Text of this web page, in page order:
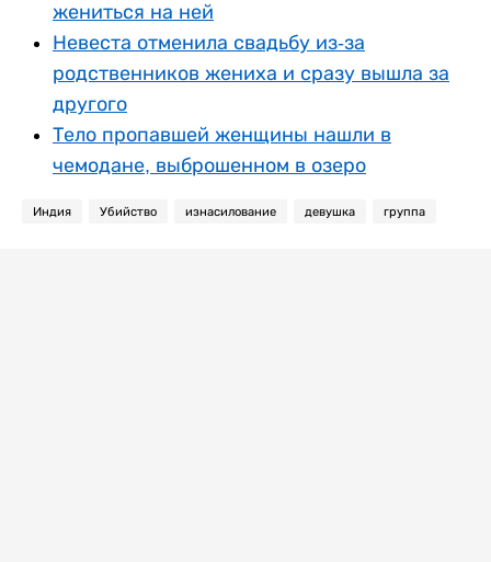
жениться на ней
Невеста отменила свадьбу из-за
родственников жениха и сразу вышла за
другого
Тело пропавшей женщины нашли в
чемодане, выброшенном в озеро
Индия Убийство изнасилование девушка группа